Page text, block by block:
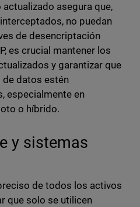
asegura que,
no puedan
de desencriptación
es crucial mantener los
y garantizar que
datos estén
especialmente en
o híbrido.
y sistemas
de todos los activos
que solo se utilicen